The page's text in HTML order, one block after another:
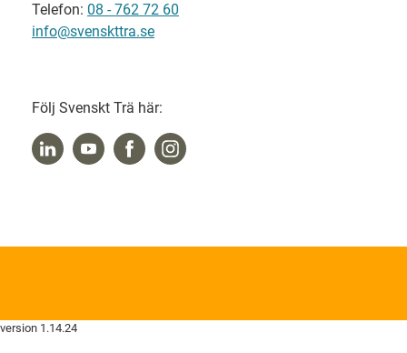
Telefon: 08 - 762 72 60
info@svenskttra.se
Följ Svenskt Trä här:
version 1.14.24